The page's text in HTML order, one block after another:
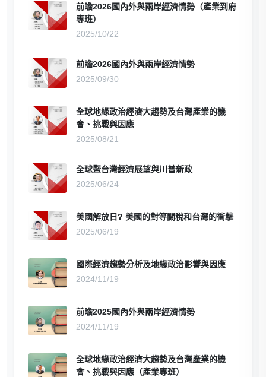
前瞻2026國內外與兩岸經濟情勢（產業到府
專班）
2025/10/22
前瞻2026國內外與兩岸經濟情勢
2025/09/30
全球地緣政治經濟大趨勢及台灣產業的機
會、挑戰與因應
2025/08/21
全球暨台灣經濟展望與川普新政
2025/06/24
美國解放日? 美國的對等關稅和台灣的衝擊
2025/06/19
國際經濟趨勢分析及地緣政治影響與因應
2024/11/19
前瞻2025國內外與兩岸經濟情勢
2024/11/19
全球地緣政治經濟大趨勢及台灣產業的機
會、挑戰與因應（產業專班）